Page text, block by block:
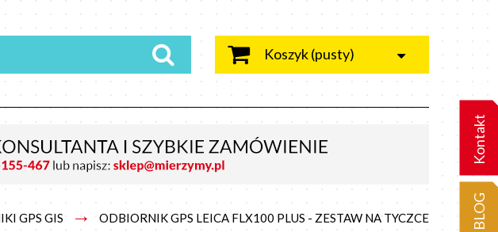
Koszyk(pusty)
GPS GIS → ODBIORNIK GPS LEICA FLX100 PLUS - ZESTAW NA TYCZCE
Kontakt
BLOG